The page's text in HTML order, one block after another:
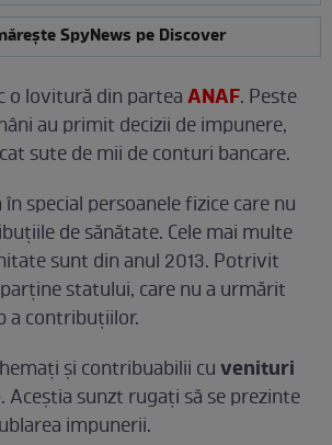
SpyNews pe Discover
o lovitură din parteaANAF. Peste
au primit decizii de impunere,
sute de mii de conturi bancare.
special persoanele fizice care nu
de sănătate. Cele mai multe
sunt din anul 2013. Potrivit
statului, care nu a urmărit
a contribuţiilor.
şi contribuabilii cuvenituri
. Aceştia sunzt rugaţi să se prezinte
impunerii.